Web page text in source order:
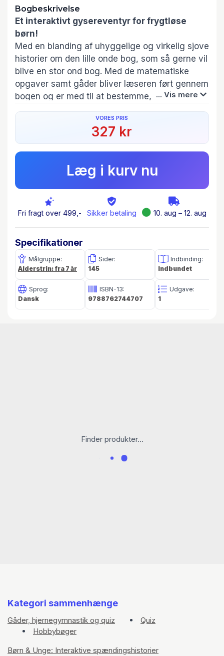
Bogbeskrivelse
Et interaktivt gysereventyr for frygtløse
børn!
Med en blanding af uhyggelige og virkelig sjove
historier om den lille onde bog, som så gerne vil
blive en stor ond bog. Med de matematiske
opgaver samt gåder bliver læseren ført gennem
bogen og er med til at bestemme, hvordan
handlingen skal udvikle sig.
Det er en sjov, uhyggelig og ganske anderledes
bog, for dem der kan lide gyser-historier og
gåde-løsning. Thomas Hussungs streg passer
rigtigt godt til indholdet. En virkelig fin,
spændende, solid og anderledes bog. Anbefales
varmt til indkøb.
Lektørudtalelsen på første bind i serien
... Vis mere
VORES PRIS
327 kr
Læg i kurv nu
Fri fragt over 499,- Sikker betaling 10. aug – 12. aug
Specifikationer
Målgruppe:
Alderstrin: fra 7 år
Sprog:
Dansk
Sider:
145
ISBN-13:
9788762744707
Indbinding:
Indbundet
Udgave:
1
Finder produkter...
Kategori sammenhænge
Gåder, hjernegymnastik og quiz
Quiz
Hobbybøger
Børn & Unge: Interaktive spændingshistorier